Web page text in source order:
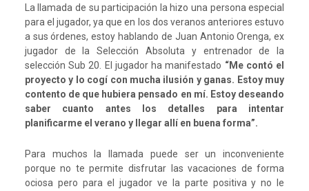
La llamada de su participación la hizo una persona especial
para el jugador, ya que en los dos veranos anteriores estuvo
a sus órdenes, estoy hablando de Juan Antonio Orenga, ex
jugador de la Selección Absoluta y entrenador de la
selección Sub 20. El jugador ha manifestado “Me contó el
proyecto y lo cogí con mucha ilusión y ganas. Estoy muy
contento de que hubiera pensado en mí. Estoy deseando
saber cuanto antes los detalles para intentar
planificarme el verano y llegar allí en buena forma”.
Para muchos la llamada puede ser un inconveniente
porque no te permite disfrutar las vacaciones de forma
ociosa pero para el jugador ve la parte positiva y no le